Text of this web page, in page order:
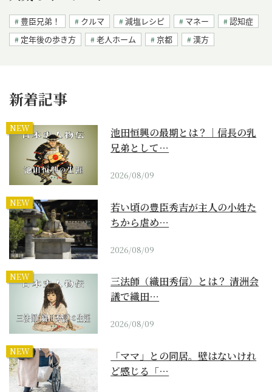
豊臣兄弟！ クルマ 減塩レシピ マネー
認知症
定年後の歩き方
老人ホーム 京都 漢方
新着記事
NEW
池田恒興の最期とは？｜信長の乳
兄弟として…
2026/08/09
NEW
若い頃の豊臣秀吉が主人の小姓た
ちから虐め…
2026/08/09
NEW
三法師（織田秀信）とは？ 清洲会
議で織田…
2026/08/09
NEW
「ママ」との同居。壁はないけれ
ど感じる「…